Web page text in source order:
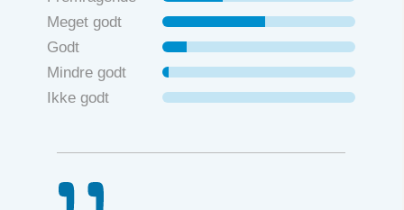
Meget godt
Godt
Mindre godt
Ikke godt